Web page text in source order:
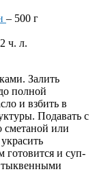
– 500 г
ч. л.
Залить
полной
и взбить в
Подавать с
сметаной или
готовится и суп-